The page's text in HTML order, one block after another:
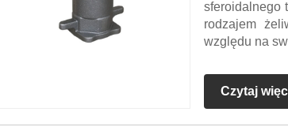
sferoidalnego
rodzajem
względu na
Czytaj